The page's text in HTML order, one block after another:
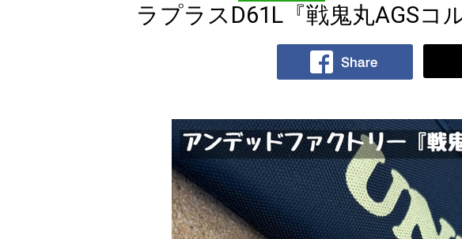
ラプラスD61L『戦鬼丸AGSコ